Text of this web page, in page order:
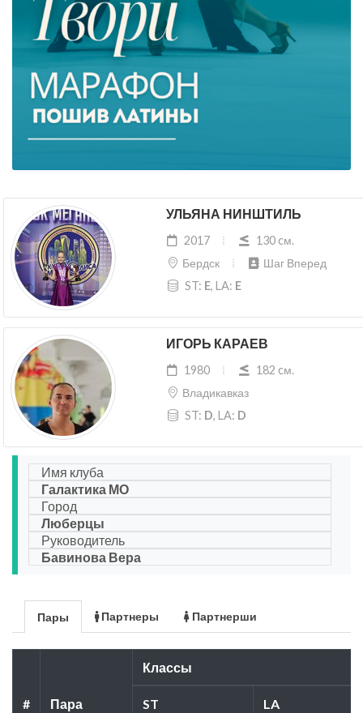
УЛЬЯНА НИНШТИЛЬ
2017
130 cм.
Бердск
Шаг Вперед
ST: E, LA: E
ИГОРЬ КАРАЕВ
1980
182 cм.
Владикавказ
ST: D, LA: D
Имя клуба
Галактика МО
Город
Люберцы
Руководитель
Бавинова Вера
Пары Партнеры Партнерши
# Пара
Классы
ST LA